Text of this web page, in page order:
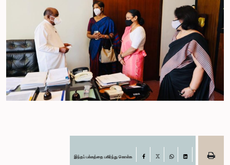
இந்தப் பக்கத்தை பகிர்ந்து கொள்க Facebook